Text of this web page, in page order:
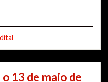
o 13 de maio de